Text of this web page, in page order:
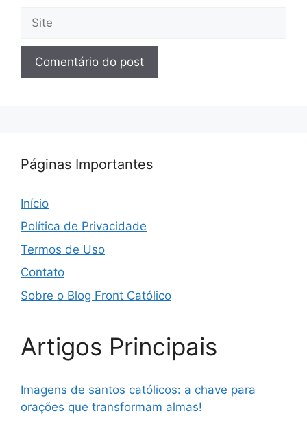
Páginas Importantes
Início
Política de Privacidade
Termos de Uso
Contato
Sobre o Blog Front Católico
Artigos Principais
Imagens de santos católicos: a chave para
orações que transformam almas!